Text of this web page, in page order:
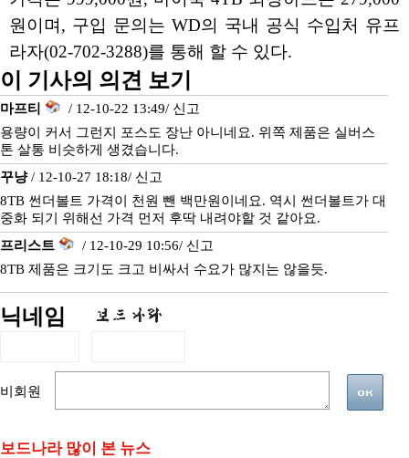
원이며, 구입 문의는 WD의 국내 공식 수입처 유프
라자(02-702-3288)를 통해 할 수 있다.
이 기사의 의견 보기
마프티 / 12-10-22 13:49/ 신고
용량이 커서 그런지 포스도 장난 아니네요. 위쪽 제품은 실버스
톤 살통 비슷하게 생겼습니다.
꾸냥/ 12-10-27 18:18/ 신고
8TB 썬더볼트 가격이 천원 뺀 백만원이네요. 역시 썬더볼트가 대
중화 되기 위해선 가격 먼저 후딱 내려야할 것 같아요.
프리스트
/ 12-10-29 10:56/ 신고
8TB 제품은 크기도 크고 비싸서 수요가 많지는 않을듯.
닉네임
비회원
보드나라 많이 본 뉴스